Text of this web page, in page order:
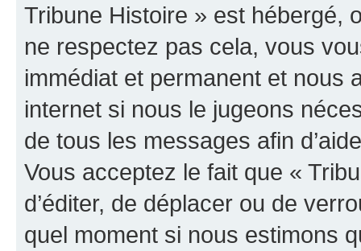
Tribune Histoire » est hébergé,
ne respectez pas cela, vous
immédiat et permanent et nous
internet si nous le jugeons
de tous les messages afin
Vous acceptez le fait que «
d’éditer, de déplacer ou de
quel moment si nous estimons